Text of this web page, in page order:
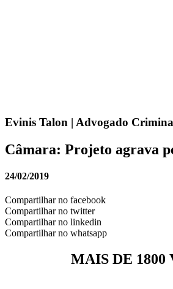
Evinis Talon | Advogado
Câmara: Projeto agrava
24/02/2019
Compartilhar no facebook
Compartilhar no twitter
Compartilhar no linkedin
Compartilhar no whatsapp
MAIS DE 1800